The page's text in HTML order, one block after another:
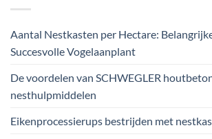
Aantal Nestkasten per Hectare:
Succesvolle Vogelaanplant
De voordelen van SCHWEGLER
nesthulpmiddelen
Eikenprocessierups bestrijden met